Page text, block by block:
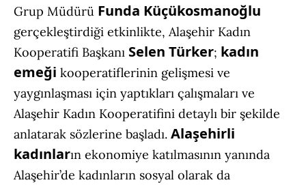
Grup Müdürü Funda Küçükosmanoğlu
gerçekleştirdiği etkinlikte, Alaşehir Kadın
Kooperatifi Başkanı Selen Türker; kadın
emeği kooperatiflerinin gelişmesi ve
yaygınlaşması için yaptıkları çalışmaları ve
Alaşehir Kadın Kooperatifini detaylı bir şekilde
anlatarak sözlerine başladı. Alaşehirli
kadınların ekonomiye katılmasının yanında
Alaşehir’de kadınların sosyal olarak da